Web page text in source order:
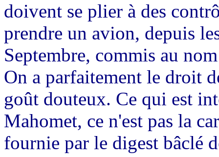
doivent se plier à des
prendre un avion, depuis
Septembre, commis au
On a parfaitement le droit
goût douteux. Ce qui est
Mahomet, ce n'est pas la
fournie par le digest bâclé